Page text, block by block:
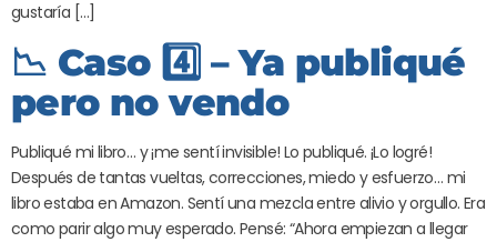
gustaría […]
📉 Caso 4️⃣ – Ya publiqué
pero no vendo
Publiqué mi libro… y ¡me sentí invisible! Lo publiqué. ¡Lo logré!
Después de tantas vueltas, correcciones, miedo y esfuerzo… mi
libro estaba en Amazon. Sentí una mezcla entre alivio y orgullo. Era
como parir algo muy esperado. Pensé: “Ahora empiezan a llegar